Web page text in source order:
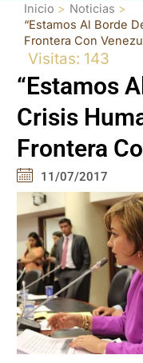
Inicio
Noticias
“Estamos Al Borde
Frontera Con
Visitas: 143
“Estamos
Crisis
Frontera
11/07/2017